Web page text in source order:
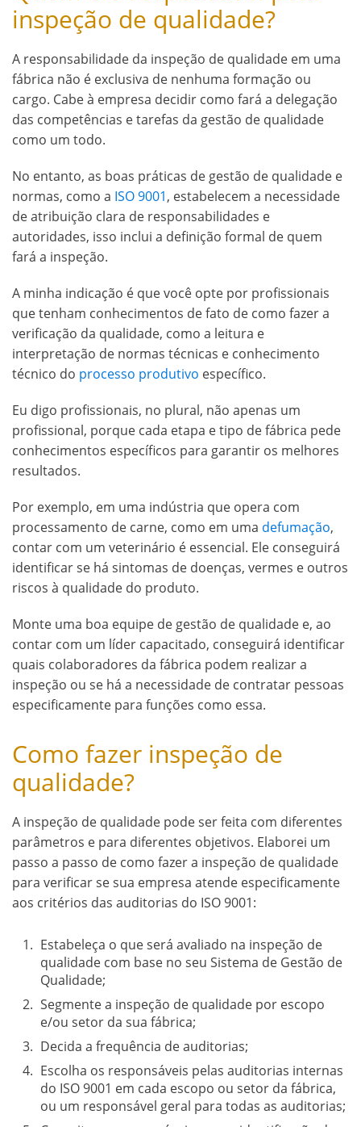
inspeção de qualidade?
A responsabilidade da inspeção de qualidade em uma
fábrica não é exclusiva de nenhuma formação ou
cargo. Cabe à empresa decidir como fará a delegação
das competências e tarefas da gestão de qualidade
como um todo.
No entanto, as boas práticas de gestão de qualidade e
normas, como a ISO 9001, estabelecem a necessidade
de atribuição clara de responsabilidades e
autoridades, isso inclui a definição formal de quem
fará a inspeção.
A minha indicação é que você opte por profissionais
que tenham conhecimentos de fato de como fazer a
verificação da qualidade, como a leitura e
interpretação de normas técnicas e conhecimento
técnico do processo produtivo específico.
Eu digo profissionais, no plural, não apenas um
profissional, porque cada etapa e tipo de fábrica pede
conhecimentos específicos para garantir os melhores
resultados.
Por exemplo, em uma indústria que opera com
processamento de carne, como em uma defumação,
contar com um veterinário é essencial. Ele conseguirá
identificar se há sintomas de doenças, vermes e outros
riscos à qualidade do produto.
Monte uma boa equipe de gestão de qualidade e, ao
contar com um líder capacitado, conseguirá identificar
quais colaboradores da fábrica podem realizar a
inspeção ou se há a necessidade de contratar pessoas
especificamente para funções como essa.
Como fazer inspeção de
qualidade?
A inspeção de qualidade pode ser feita com diferentes
parâmetros e para diferentes objetivos. Elaborei um
passo a passo de como fazer a inspeção de qualidade
para verificar se sua empresa atende especificamente
aos critérios das auditorias do ISO 9001:
Estabeleça o que será avaliado na inspeção de
qualidade com base no seu Sistema de Gestão de
Qualidade;
Segmente a inspeção de qualidade por escopo
e/ou setor da sua fábrica;
Decida a frequência de auditorias;
Escolha os responsáveis pelas auditorias internas
do ISO 9001 em cada escopo ou setor da fábrica,
ou um responsável geral para todas as auditorias;